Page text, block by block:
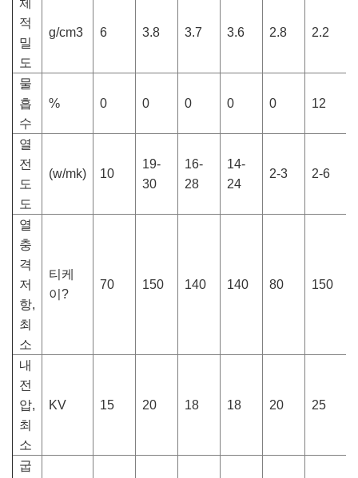
체
적
밀
도
g/cm3 6 3.8 3.7 3.6 2.8 2.2
물
흡
수
% 0 0 0 0 0 12
열
전
도
도
(w/mk) 10
19-
30
16-
28
14-
24
2-3 2-6
열
충
격
저
항,
최
소
티케
이?
70 150 140 140 80 150
내
전
압,
최
소
KV 15 20 18 18 20 25
굽